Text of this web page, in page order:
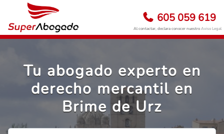
605 059 619
Al contactar, declara conocer nuestroAviso Legal
Tu abogado experto en
derecho mercantil en
Brime de Urz